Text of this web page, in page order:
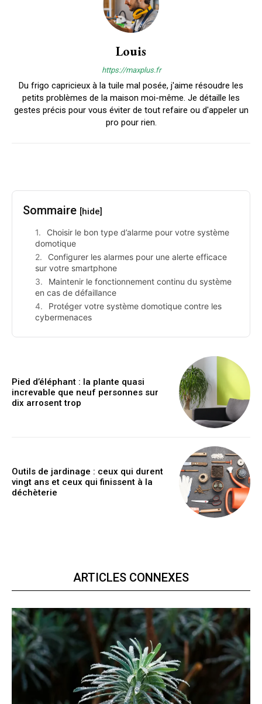
Louis
https://maxplus.fr
Du frigo capricieux à la tuile mal posée, j'aime résoudre les
petits problèmes de la maison moi-même. Je détaille les
gestes précis pour vous éviter de tout refaire ou d'appeler un
pro pour rien.
Sommaire [hide]
Choisir le bon type d’alarme pour votre système
domotique
Configurer les alarmes pour une alerte efficace
sur votre smartphone
Maintenir le fonctionnement continu du système
en cas de défaillance
Protéger votre système domotique contre les
cybermenaces
Pied d’éléphant : la plante quasi
increvable que neuf personnes sur
dix arrosent trop
Outils de jardinage : ceux qui durent
vingt ans et ceux qui finissent à la
déchèterie
ARTICLES CONNEXES